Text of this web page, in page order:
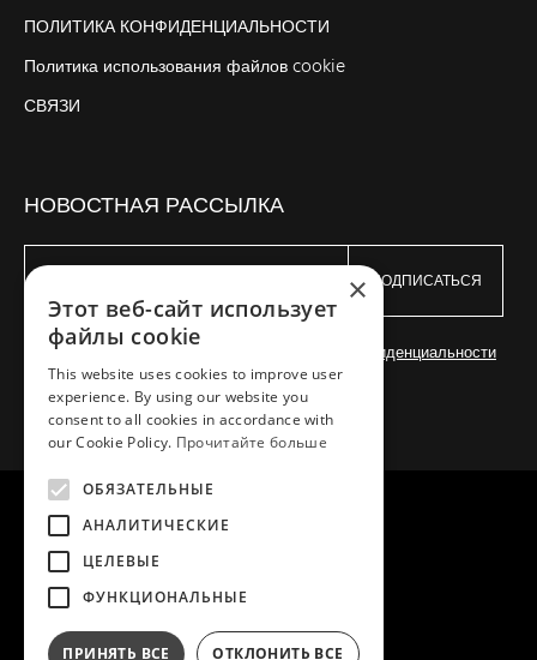
ПОЛИТИКА КОНФИДЕНЦИАЛЬНОСТИ
Политика использования файлов cookie
СВЯЗИ
НОВОСТНАЯ РАССЫЛКА
ПОДПИСАТЬСЯ
Я согласен сУсловиями Политикой конфиденциальности
АВТОРСКОЕ ПРАВО © 2026 MEA NATURA
CREATED WITH ♥ BY DARKPONY
×
Этот веб-сайт использует
файлы cookie
This website uses cookies to improve user
experience. By using our website you
consent to all cookies in accordance with
our Cookie Policy. Прочитайте больше
ОБЯЗАТЕЛЬНЫЕ
АНАЛИТИЧЕСКИЕ
ЦЕЛЕВЫЕ
ФУНКЦИОНАЛЬНЫЕ
ПРИНЯТЬ ВСЕ ОТКЛОНИТЬ ВСЕ